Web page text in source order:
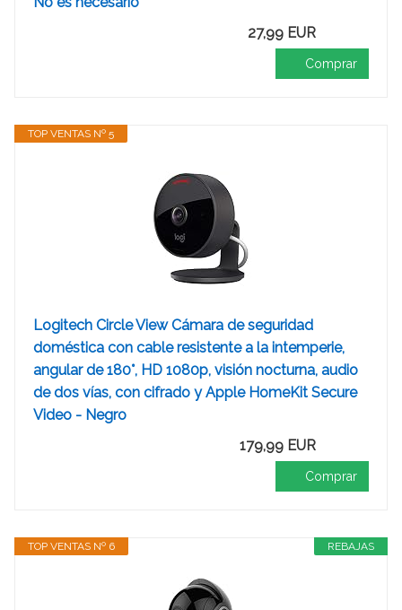
27,99 EUR
Comprar
TOP VENTAS Nº 5
Logitech Circle View Cámara de seguridad
doméstica con cable resistente a la intemperie,
angular de 180°, HD 1080p, visión nocturna, audio
de dos vías, con cifrado y Apple HomeKit Secure
Video - Negro
179,99 EUR
Comprar
REBAJAS
TOP VENTAS Nº 6